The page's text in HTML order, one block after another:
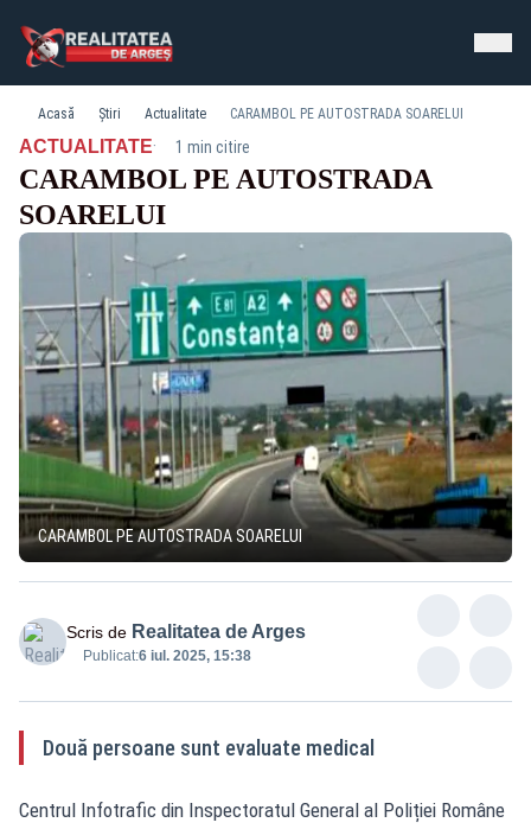
Acasă Știri Actualitate CARAMBOL PE AUTOSTRADA SOARELUI
ACTUALITATE· 1 min citire
CARAMBOL PE AUTOSTRADA
SOARELUI
CARAMBOL PE AUTOSTRADA SOARELUI
Scris de Realitatea de Arges
Publicat:6 iul. 2025, 15:38
Două persoane sunt evaluate medical
Centrul Infotrafic din Inspectoratul General al Poliției Române